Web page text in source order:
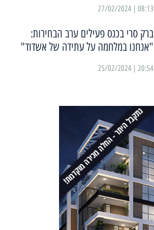
08:13 | 27/02/2024
ברק סרי בכנס פעילים ערב הבחירות:
"אנחנו במלחמה על עתידה של אשדוד"
20:54 | 25/02/2024